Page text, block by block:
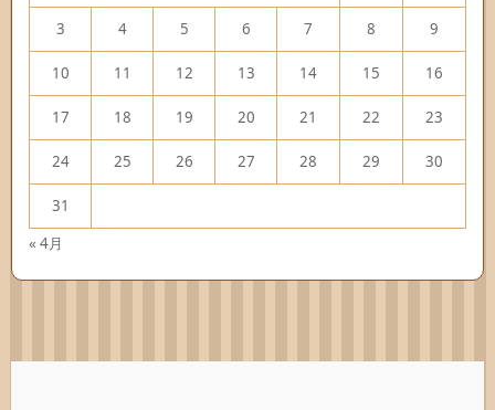
« 4月
3 4 5 6 7 8 9
10 11 12 13 14 15 16
17 18 19 20 21 22 23
24 25 26 27 28 29 30
31